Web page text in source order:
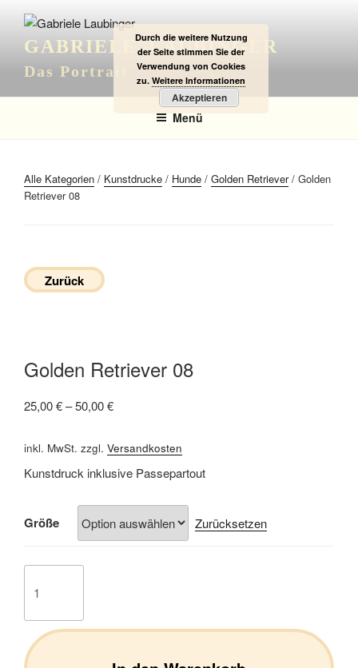
Inhalt
springenGABRIELE LAUBINGER
Das Portrait
Menü
Alle Kategorien / Kunstdrucke / Hunde / Golden Retriever/ Golden
Retriever 08
Zurück
Golden Retriever 08
25,00€–50,00€
inkl. MwSt. zzgl. Versandkosten
Kunstdruck inklusive Passepartout
Größe Zurücksetzen
Retriever
Menge
Durch die weitere Nutzung
der Seite stimmen Sie der
Verwendung von Cookies
zu. Weitere Informationen
Akzeptieren